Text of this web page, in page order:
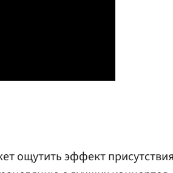
ощутить эффект присутствия